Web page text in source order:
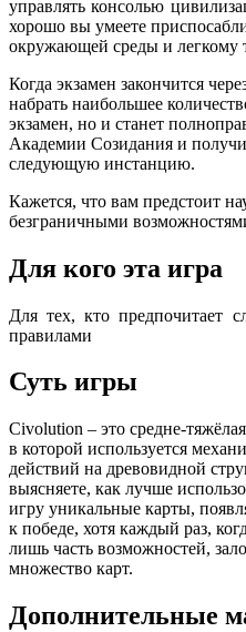
управлять консолью
хорошо вы умеете
окружающей среды и легкому
Когда экзамен закончится
набрать наибольшее
экзамен, но и станет
Академии Созидания и
следующую инстанцию.
Кажется, что вам предстоит
безграничными
Для кого эта игра
Для тех, кто предпочитает
правилами
Суть игры
Civolution – это средне-
в которой используется
действий на древовидной
выясняете, как лучше
игру уникальные карты,
к победе, хотя каждый раз,
лишь часть возможностей,
множество карт.
Дополнительные